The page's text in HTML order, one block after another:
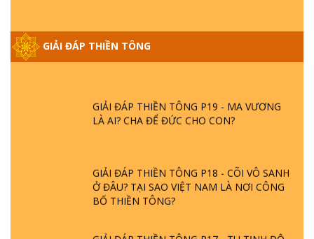
GIẢI ĐÁP THIỀN TÔNG
GIẢI ĐÁP THIỀN TÔNG ĐẶC BIỆT PHẦN 20
- BÁC NGUYỄN NHÂN LÀ AI? PHIỀN NÃO
DO ĐÂU MÀ CÓ?
GIẢI ĐÁP THIỀN TÔNG P19 - MA VƯƠNG
LÀ AI? CHA ĐỂ ĐỨC CHO CON?
GIẢI ĐÁP THIỀN TÔNG P18 - CÕI VÔ SANH
Ở ĐÂU? TẠI SAO VIỆT NAM LÀ NƠI CÔNG
BỐ THIỀN TÔNG?
GIẢI ĐÁP THIỀN TÔNG P17 - TU TỊNH ĐỘ